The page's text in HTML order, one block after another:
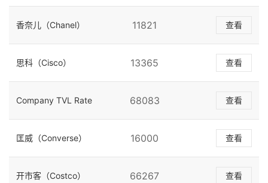
香奈儿（Chanel） 11821 查看
思科（Cisco） 13365 查看
Company TVL Rate 68083 查看
匡威（Converse） 16000 查看
开市客（Costco） 66267 查看